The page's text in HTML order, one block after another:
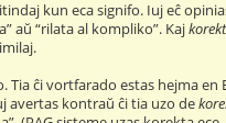
kun eca signifo. Iuj eĉ
aŭ “rilata al kompliko”. Kaj
Tia ĉi vortfarado estas hejma
avertas kontraŭ ĉi tia uzo de